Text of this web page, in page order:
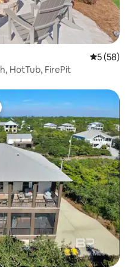
5 (58)
HotTub, FirePit
appréciés